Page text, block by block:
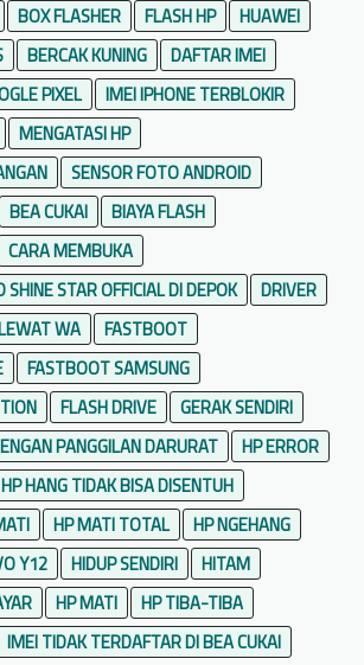
BOX FLASHER FLASH HP
HUAWEI
BERCAK KUNING
DAFTAR IMEI
PIXEL
IMEI IPHONE TERBLOKIR
MENGATASI HP
SENSOR FOTO ANDROID
BEA CUKAI
BIAYA FLASH
CARA MEMBUKA
STAR OFFICIAL DI DEPOK
DRIVER
WA
FASTBOOT
FASTBOOT SAMSUNG
FLASH DRIVE
GERAK SENDIRI
PANGGILAN DARURAT
HP ERROR
HP HANG TIDAK BISA DISENTUH
HP MATI TOTAL
HP NGEHANG
Y12 HIDUP SENDIRI
HITAM
HP MATI
HP TIBA-TIBA
IMEI TIDAK TERDAFTAR DI BEA CUKAI